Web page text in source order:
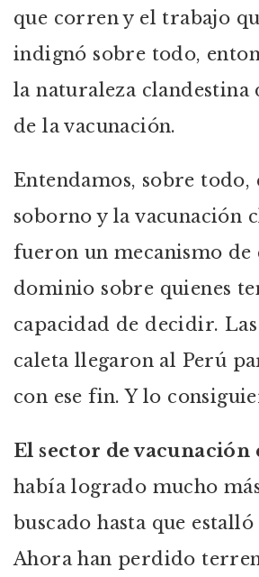
que corren y el trabajo
indignó sobre todo,
la naturaleza clandestina
de la vacunación.
Entendamos, sobre todo,
soborno y la vacunación
fueron un mecanismo
dominio sobre quienes
capacidad de decidir. Las
caleta llegaron al Perú
con ese fin. Y lo
El sector de
había logrado mucho
buscado hasta que estalló
Ahora han perdido